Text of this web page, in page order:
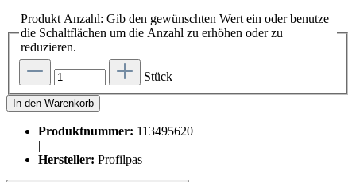
Produkt Anzahl: Gib den gewünschten Wert ein oder benutze
die Schaltflächen um die Anzahl zu erhöhen oder zu
reduzieren.
Stück
In den Warenkorb
Produktnummer: 113495620
|
Hersteller: Profilpas